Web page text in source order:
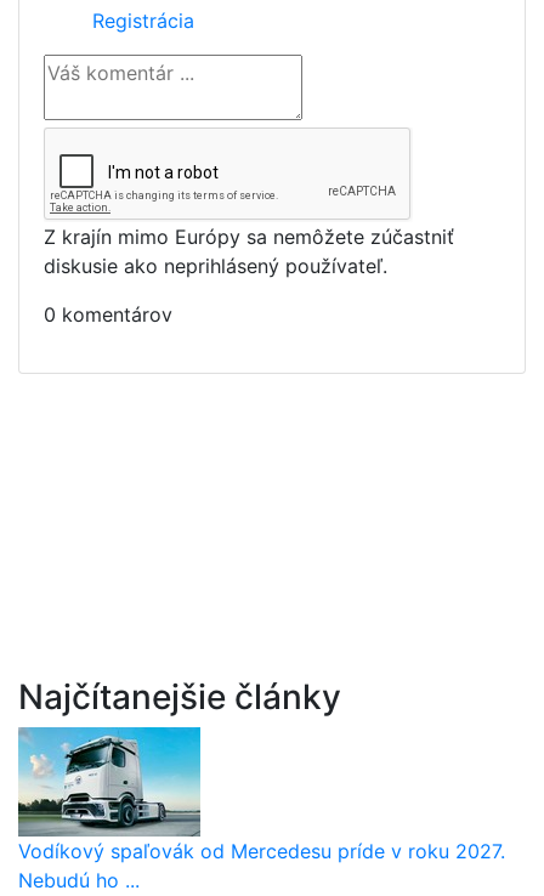
Registrácia
Z krajín mimo Európy sa nemôžete zúčastniť
diskusie ako neprihlásený používateľ.
0 komentárov
Najčítanejšie články
Vodíkový spaľovák od Mercedesu príde v roku 2027.
Nebudú ho ...